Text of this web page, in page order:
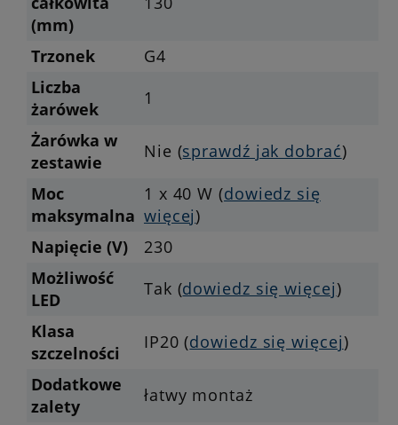
(mm)
Trzonek
G4
Liczba
żarówek
1
Żarówka w
zestawie
Nie (sprawdź jak dobrać)
Moc
maksymalna
1 x 40 W (dowiedz się
więcej)
Napięcie (V)
230
Możliwość
LED
Tak (dowiedz się więcej)
Klasa
szczelności
IP20 (dowiedz się więcej)
Dodatkowe
zalety
łatwy montaż